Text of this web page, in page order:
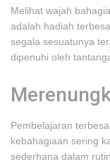
Melihat wajah
adalah hadiah
segala sesuatunya
dipenuhi oleh
Pembelajaran
kebahagiaan sering
sederhana dalam